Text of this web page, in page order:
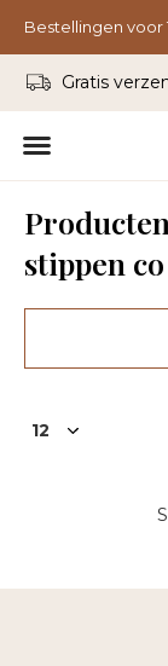
Gratis
stippen